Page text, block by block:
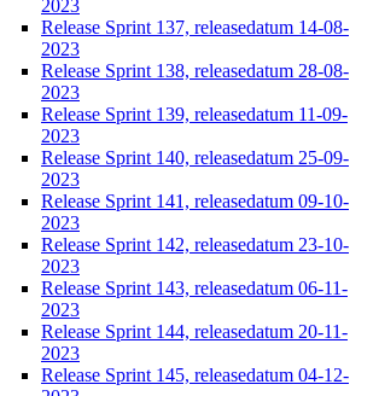
2023
Release Sprint 137, releasedatum 14-08-
2023
Release Sprint 138, releasedatum 28-08-
2023
Release Sprint 139, releasedatum 11-09-
2023
Release Sprint 140, releasedatum 25-09-
2023
Release Sprint 141, releasedatum 09-10-
2023
Release Sprint 142, releasedatum 23-10-
2023
Release Sprint 143, releasedatum 06-11-
2023
Release Sprint 144, releasedatum 20-11-
2023
Release Sprint 145, releasedatum 04-12-